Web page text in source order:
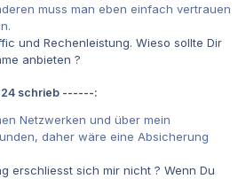
muss man eben einfach vertrauen
und Rechenleistung. Wieso sollte Dir
anbieten ?
schrieb ------:
Netzwerken und über mein
daher wäre eine Absicherung
erschliesst sich mir nicht ? Wenn Du